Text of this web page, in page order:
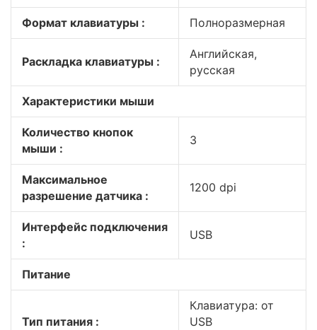
Формат клавиатуры : Полноразмерная
Раскладка клавиатуры :
Английская,
русская
Характеристики мыши
Количество кнопок
мыши :
3
Максимальное
разрешение датчика :
1200 dpi
Интерфейс подключения
:
USB
Питание
Тип питания :
Клавиатура: от
USB